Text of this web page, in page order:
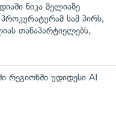
ნიკა მელიაზე
პროკურატურამ სამ პირს,
თანაპარტიელებს,
რეგიონში უდიდესი AI